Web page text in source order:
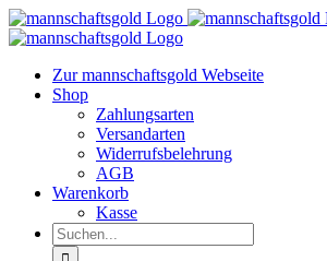
Zum
Inhalt
Zur mannschaftsgold Webseite
Shop
Zahlungsarten
Versandarten
Widerrufsbelehrung
AGB
Warenkorb
Kasse
Suche
nach: